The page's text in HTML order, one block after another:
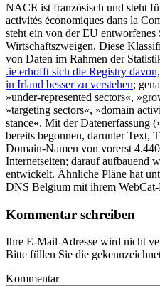
NACE ist französisch und steht
activités économiques dans la
steht ein von der EU
Wirtschaftszweigen. Diese
von Daten im Rahmen der
.ie erhofft sich die Registry
in Irland besser zu verstehen;
»under-represented sectors«,
»targeting sectors«, »domain
stance«. Mit der Datenerfassung
bereits begonnen, darunter Text,
Domain-Namen von vorerst
Internetseiten; darauf aufbauend
entwickelt. Ähnliche Pläne hat
DNS Belgium mit ihrem
Kommentar schreiben
Ihre E-Mail-Adresse wird nicht
Bitte füllen Sie die
Kommentar